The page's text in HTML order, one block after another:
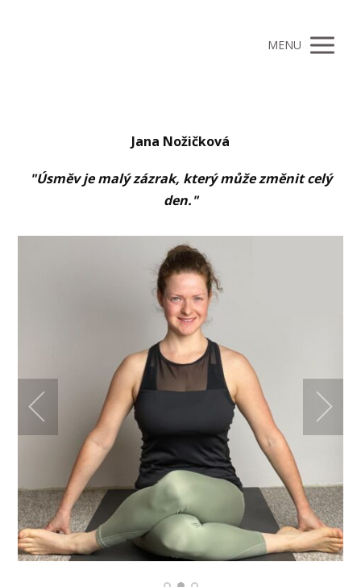
MENU
Jana Nožičková
"Úsměv je malý zázrak, který může změnit celý
den."